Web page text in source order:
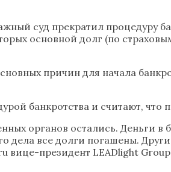
суд прекратил процедуру
основной долг (по
причин для начала
банкротства и считают, что
органов остались. Деньги
дела все долги погашены.
вице-президент LEADlight